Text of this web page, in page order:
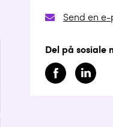
Send en e-
Del på sosiale